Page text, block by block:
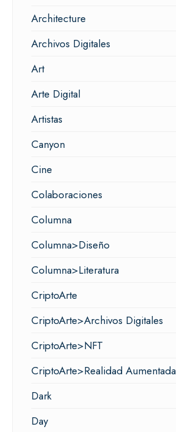
Architecture
Archivos Digitales
Art
Arte Digital
Artistas
Canyon
Cine
Colaboraciones
Columna
Columna>Diseño
Columna>Literatura
CriptoArte
CriptoArte>Archivos Digitales
CriptoArte>NFT
CriptoArte>Realidad Aumentada
Dark
Day